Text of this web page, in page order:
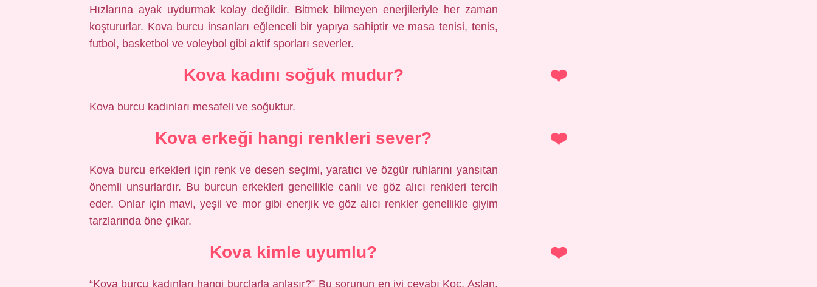
Hızlarına ayak uydurmak kolay değildir. Bitmek bilmeyen enerjileriyle her zaman
koştururlar. Kova burcu insanları eğlenceli bir yapıya sahiptir ve masa tenisi, tenis,
futbol, ​​basketbol ve voleybol gibi aktif sporları severler.
Kova kadını soğuk mudur?
Kova burcu kadınları mesafeli ve soğuktur.
Kova erkeği hangi renkleri sever?
Kova burcu erkekleri için renk ve desen seçimi, yaratıcı ve özgür ruhlarını yansıtan
önemli unsurlardır. Bu burcun erkekleri genellikle canlı ve göz alıcı renkleri tercih
eder. Onlar için mavi, yeşil ve mor gibi enerjik ve göz alıcı renkler genellikle giyim
tarzlarında öne çıkar.
Kova kimle uyumlu?
“Kova burcu kadınları hangi burçlarla anlaşır?” Bu sorunun en iyi cevabı Koç, Aslan,